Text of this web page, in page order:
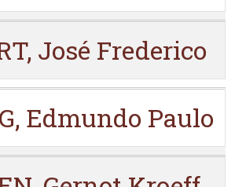
José Frederico
Edmundo Paulo